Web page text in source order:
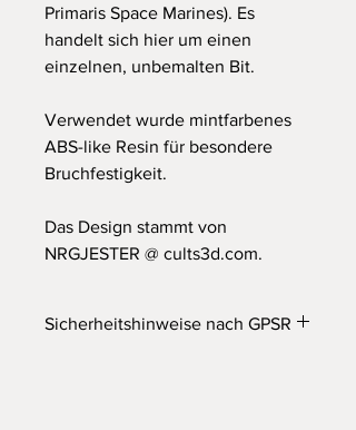
Primaris Space Marines). Es
handelt sich hier um einen
einzelnen, unbemalten Bit.
Verwendet wurde mintfarbenes
ABS-like Resin für besondere
Bruchfestigkeit.
Das Design stammt von
NRGJESTER @ cults3d.com.
Sicherheitshinweise nach GPSR